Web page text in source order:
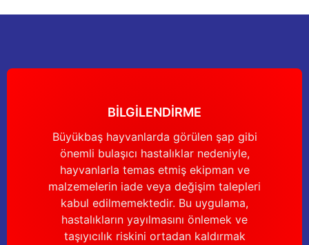
Bu ürüne benzer farklı alternatifler olmalı.
Gönder
BİLGİLENDİRME
Büyükbaş hayvanlarda görülen şap gibi
önemli bulaşıcı hastalıklar nedeniyle,
hayvanlarla temas etmiş ekipman ve
malzemelerin iade veya değişim talepleri
kabul edilmemektedir. Bu uygulama,
hastalıkların yayılmasını önlemek ve
taşıyıcılık riskini ortadan kaldırmak